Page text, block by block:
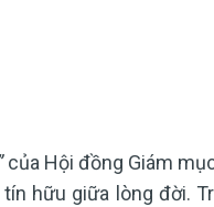
của Hội đồng Giám
hữu giữa lòng đời.